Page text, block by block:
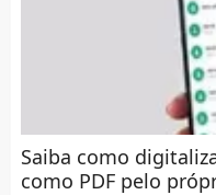
Saiba como
como PDF pelo